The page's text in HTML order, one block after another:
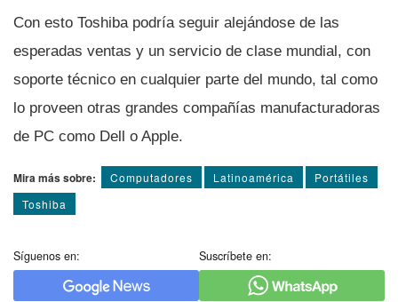
Con esto Toshiba podrí­a seguir alejándose de las
esperadas ventas y un servicio de clase mundial, con
soporte técnico en cualquier parte del mundo, tal como
lo proveen otras grandes compañí­as manufacturadoras
de PC como Dell o Apple.
Mira más sobre: Computadores Latinoamérica
Portátiles
Toshiba
Síguenos en: Suscríbete en: